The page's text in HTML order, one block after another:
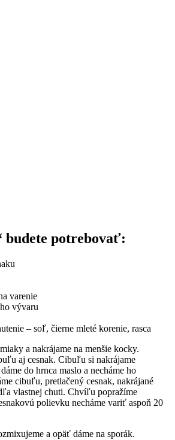
budete potrebovať:
varenie
vývaru
– soľ, čierne mleté korenie, rasca
a nakrájame na menšie kocky.
aj cesnak. Cibuľu si nakrájame
do hrnca maslo a necháme ho
cibuľu, pretlačený cesnak, nakrájané
vlastnej chuti. Chvíľu popražíme
polievku necháme variť aspoň 20
a opäť dáme na sporák.